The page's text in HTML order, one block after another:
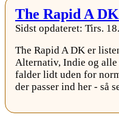
The Rapid A DK
Sidst opdateret: Tirs.
The Rapid A DK er
Alternativ, Indie og alle
falder lidt uden for
der passer ind her - så